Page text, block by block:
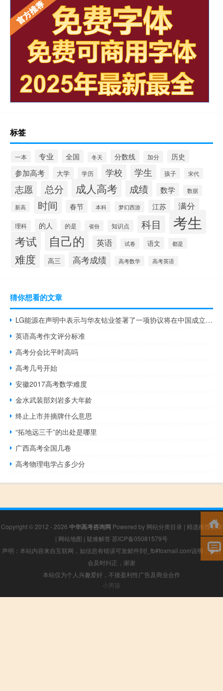
标签
一本 专业 全国 冬天 分数线 加分 历史
参加高考 大学 学历 学校 学生 孩子 宋代
志愿 总分 成人高考 成绩 数学 数据
新高 时间 春节 本科 梦幻西游 江苏 满分
理科 的人 的是 省份 知识点 科目 考生
考试 自己的 英语 试卷 语文 都是
难度 高三 高考成绩 高考数学 高考英语
猜你想看的文章
LG能源在声明中表示与华友钴业签署了一项协议将在中国成立一家电池回收合资企业
英语高考作文评分标准
高考分会比平时高吗
高考几号开始
安徽2017高考数学难度
金水武装部刘岩多大年龄
终止上市并摘牌什么意思
“拓地远三千”的出处是哪里
广西高考全国几卷
高考物理电学占多少分
Copyright © 2012 - 2026 中华高考咨询网 Powered by 网站分类目录 | 精选推荐文章
| 网站地图 | 疑难解答 苏ICP备05081579号
声明：本站内容来自互联网，如信息有错误可发邮件到f_fb#foxmail.com说明，我们
会及时纠正，谢谢
本站仅为个人兴趣爱好，不接盈利性广告及商业合作
小男孩